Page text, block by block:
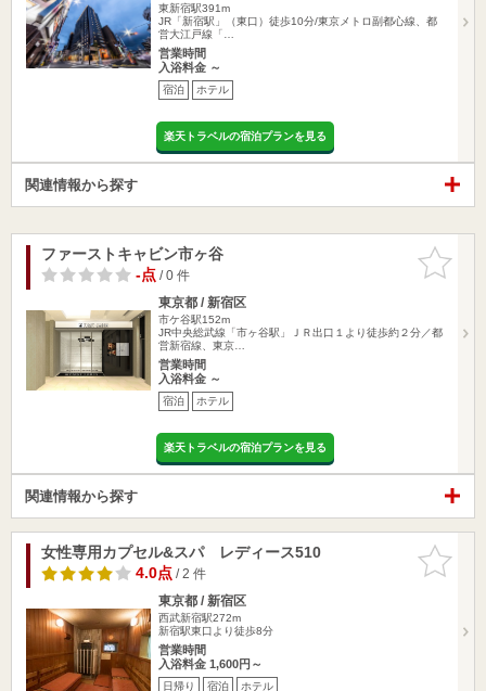
東新宿駅391m
JR「新宿駅」（東口）徒歩10分/東京メトロ副都心線、都
営大江戸線「…
営業時間
入浴料金 ～
宿泊 ホテル
楽天トラベルの宿泊プランを見る
関連情報から探す
お気に入
りに追加
ファーストキャビン市ヶ谷
-点/ 0 件
東京都 / 新宿区
市ケ谷駅152m
JR中央総武線「市ヶ谷駅」ＪＲ出口１より徒歩約２分／都
営新宿線、東京…
営業時間
入浴料金 ～
宿泊 ホテル
楽天トラベルの宿泊プランを見る
関連情報から探す
お気に入
りに追加
女性専用カプセル&スパ レディース510
4.0点/ 2 件
東京都 / 新宿区
西武新宿駅272m
新宿駅東口より徒歩8分
営業時間
入浴料金 1,600円～
日帰り 宿泊 ホテル